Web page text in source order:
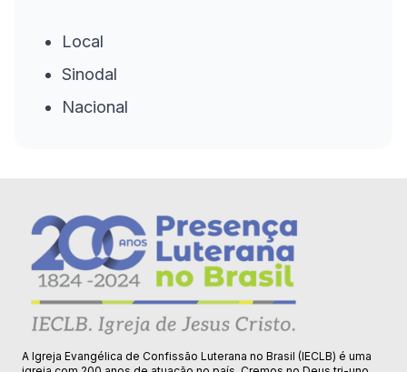
Local
Sinodal
Nacional
A Igreja Evangélica de Confissão Luterana no Brasil (IECLB) é uma